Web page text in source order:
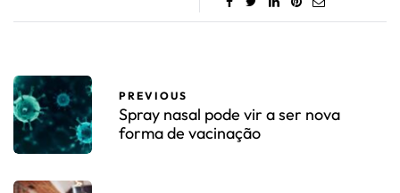
PREVIOUS
Spray nasal pode vir a ser nova
forma de vacinação